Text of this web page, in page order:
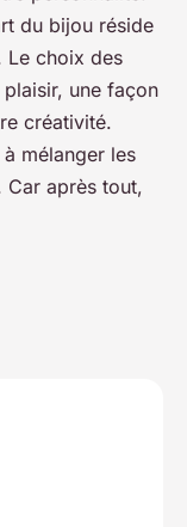
du bijou réside
Le choix des
une façon
créativité.
mélanger les
après tout,